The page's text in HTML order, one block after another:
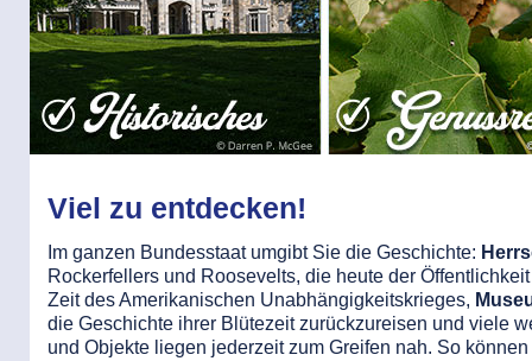
Viel zu entdecken!
Im ganzen Bundesstaat umgibt Sie die Geschichte:
Rockerfellers und Roosevelts, die heute der
Zeit des Amerikanischen Unabhängigkeitskrieges,
die Geschichte ihrer Blütezeit zurückzureisen und viele
und Objekte liegen jederzeit zum Greifen nah. So